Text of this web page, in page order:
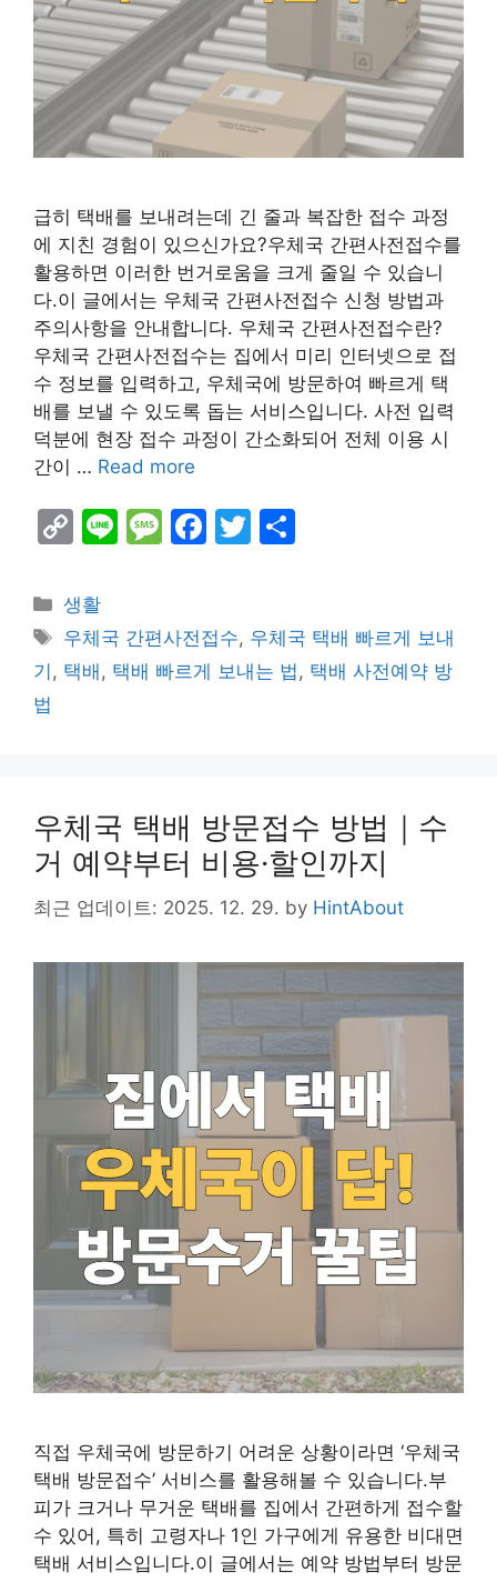
급히 택배를 보내려는데 긴 줄과 복잡한 접수 과정
에 지친 경험이 있으신가요?우체국 간편사전접수를
활용하면 이러한 번거로움을 크게 줄일 수 있습니
다.이 글에서는 우체국 간편사전접수 신청 방법과
주의사항을 안내합니다. 우체국 간편사전접수란?
우체국 간편사전접수는 집에서 미리 인터넷으로 접
수 정보를 입력하고, 우체국에 방문하여 빠르게 택
배를 보낼 수 있도록 돕는 서비스입니다. 사전 입력
덕분에 현장 접수 과정이 간소화되어 전체 이용 시
간이 … Read more
C
p
y
Li
Li M
s
a
F
e
b
T
er e
Categories
생활
Tags
우체국 간편사전접수, 우체국 택배 빠르게 보내
기 , 택배 , 택배 빠르게 보내는 법, 택배 사전예약 방
법
우체국 택배 방문접수 방법｜수
거 예약부터 비용·할인까지
최근 업데이트: 2025. 12. 29. by HintAbout
직접 우체국에 방문하기 어려운 상황이라면 ‘우체국
택배 방문접수’ 서비스를 활용해볼 수 있습니다.부
피가 크거나 무거운 택배를 집에서 간편하게 접수할
수 있어, 특히 고령자나 1인 가구에게 유용한 비대면
택배 서비스입니다.이 글에서는 예약 방법부터 방문